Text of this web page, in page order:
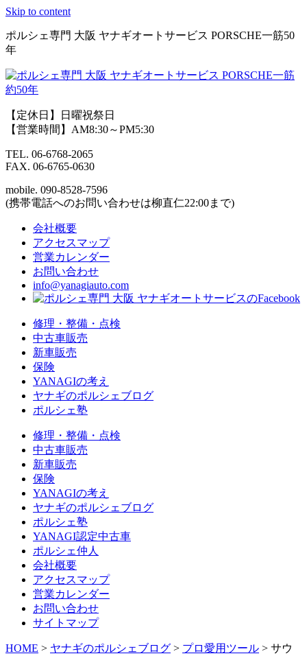
Skip to content
ポルシェ専門 大阪 ヤナギオートサービス PORSCHE一筋50
年
【定休日】日曜祝祭日
【営業時間】AM8:30～PM5:30
TEL. 06-6768-2065
FAX. 06-6765-0630
mobile. 090-8528-7596
(携帯電話へのお問い合わせは柳直仁22:00まで)
会社概要
アクセスマップ
営業カレンダー
お問い合わせ
info@yanagiauto.com
修理・整備・点検
中古車販売
新車販売
保険
YANAGIの考え
ヤナギのポルシェブログ
ポルシェ塾
修理・整備・点検
中古車販売
新車販売
保険
YANAGIの考え
ヤナギのポルシェブログ
ポルシェ塾
YANAGI認定中古車
ポルシェ仲人
会社概要
アクセスマップ
営業カレンダー
お問い合わせ
サイトマップ
HOME > ヤナギのポルシェブログ > プロ愛用ツール > サウ